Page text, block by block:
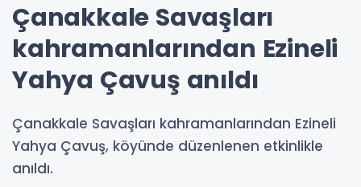
Çanakkale Savaşları
kahramanlarından Ezineli
Yahya Çavuş anıldı
Çanakkale Savaşları kahramanlarından Ezineli
Yahya Çavuş, köyünde düzenlenen etkinlikle
anıldı.